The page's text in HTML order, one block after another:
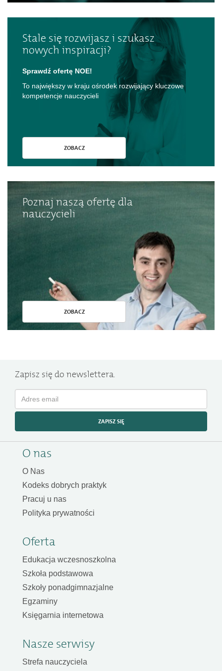
Stale się rozwijasz i szukasz
nowych inspiracji?
Sprawdź ofertę NOE!
To największy w kraju ośrodek rozwijający kluczowe
kompetencje nauczycieli
ZOBACZ
Poznaj naszą ofertę dla
nauczycieli
ZOBACZ
Zapisz się do newslettera.
ZAPISZ SIĘ
O nas
O Nas
Kodeks dobrych praktyk
Pracuj u nas
Polityka prywatności
Oferta
Edukacja wczesnoszkolna
Szkoła podstawowa
Szkoły ponadgimnazjalne
Egzaminy
Księgarnia internetowa
Nasze serwisy
Strefa nauczyciela